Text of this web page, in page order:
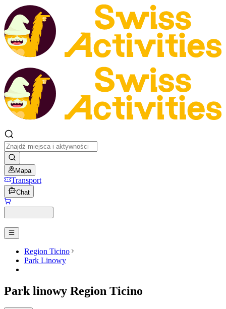
Mapa
Transport
Chat
Region Ticino
Park Linowy
Park linowy Region Ticino